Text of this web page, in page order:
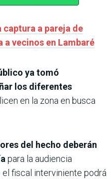
captura a pareja de
a vecinos en Lambaré
ya tomó
los diferentes
en la zona en busca
del hecho deberán
para la audiencia
fiscal interviniente podrá